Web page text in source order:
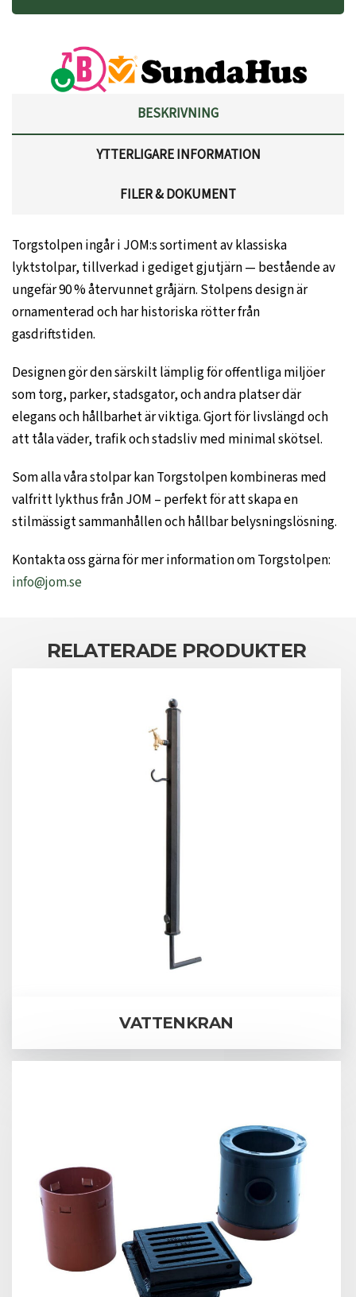
BESKRIVNING
YTTERLIGARE INFORMATION
FILER & DOKUMENT
Torgstolpen ingår i JOM:s sortiment av klassiska
lyktstolpar, tillverkad i gediget gjutjärn — bestående av
ungefär 90 % återvunnet gråjärn. Stolpens design är
ornamenterad och har historiska rötter från
gasdriftstiden.
Designen gör den särskilt lämplig för offentliga miljöer
som torg, parker, stadsgator, och andra platser där
elegans och hållbarhet är viktiga. Gjort för livslängd och
att tåla väder, trafik och stadsliv med minimal skötsel.
Som alla våra stolpar kan Torgstolpen kombineras med
valfritt lykthus från JOM – perfekt för att skapa en
stilmässigt sammanhållen och hållbar belysningslösning.
Kontakta oss gärna för mer information om Torgstolpen:
info@jom.se
RELATERADE PRODUKTER
VATTENKRAN